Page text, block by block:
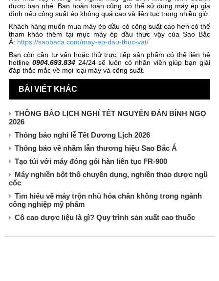
được bạn nhé. Bạn hoàn toàn cũng có thể sử dụng máy ép gia
đình nếu công suất ép không quá cao và liên tục trong nhiều giờ
Khách hàng muốn mua máy ép dầu có công suất cao hơn có thể
tham khảo thêm tại mục máy ép dầu thực vậy của Sao Bắc
Á: https://saobaca.com/may-ep-dau-thuc-vat/
Bạn còn cần tư vấn hoặc thử trực tiếp sản phẩm có thể liên hệ
hotline 0904.693.83424/24 sẽ luôn có nhân viên giúp bạn giải
đáp thắc mắc về mọi loại máy và công suất.
BÀI VIẾT KHÁC
THÔNG BÁO LỊCH NGHỈ TẾT NGUYÊN ĐÁN BÍNH NGỌ
2026
Thông báo nghỉ lễ Tết Dương Lịch 2026
Thông báo về nhầm lẫn thương hiệu Sao Bắc Á
Tạo túi với máy đóng gói hàn liên tục FR-900
Máy nghiền bột thô chuyên dụng, nghiền thảo dược ngũ
cốc
Tìm hiểu về máy trộn nhũ hóa chân không trong ngành
công nghiệp mỹ phẩm
Cô cao dược liệu là gì? Quy trình sản xuất cao thuốc